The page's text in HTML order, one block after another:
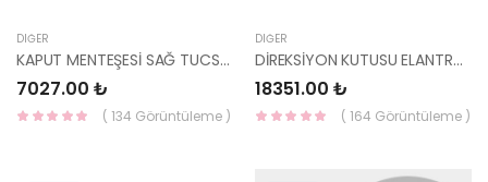
DIĞER
KAPUT MENTEŞESİ SAĞ TUCSON 2021- 66920-N7000-MOBIS-S
7027.00 ₺
( 134 Görüntüleme )
DIĞER
DİREKSİYON KUTUSU ELANTRA 2021- 56500-AA000-HMC
18351.00 ₺
( 164 Görüntüleme )